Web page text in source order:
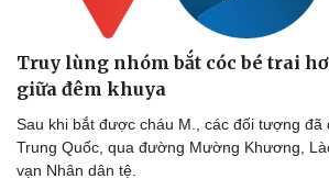
Doanh nghiệp
Thông tin doanh nghiệp
Công
Truy lùng nhóm bắt cóc bé trai
giữa đêm khuya
Sau khi bắt được cháu M., các đối tượng đã
Trung Quốc, qua đường Mường Khương,
vạn Nhân dân tệ.